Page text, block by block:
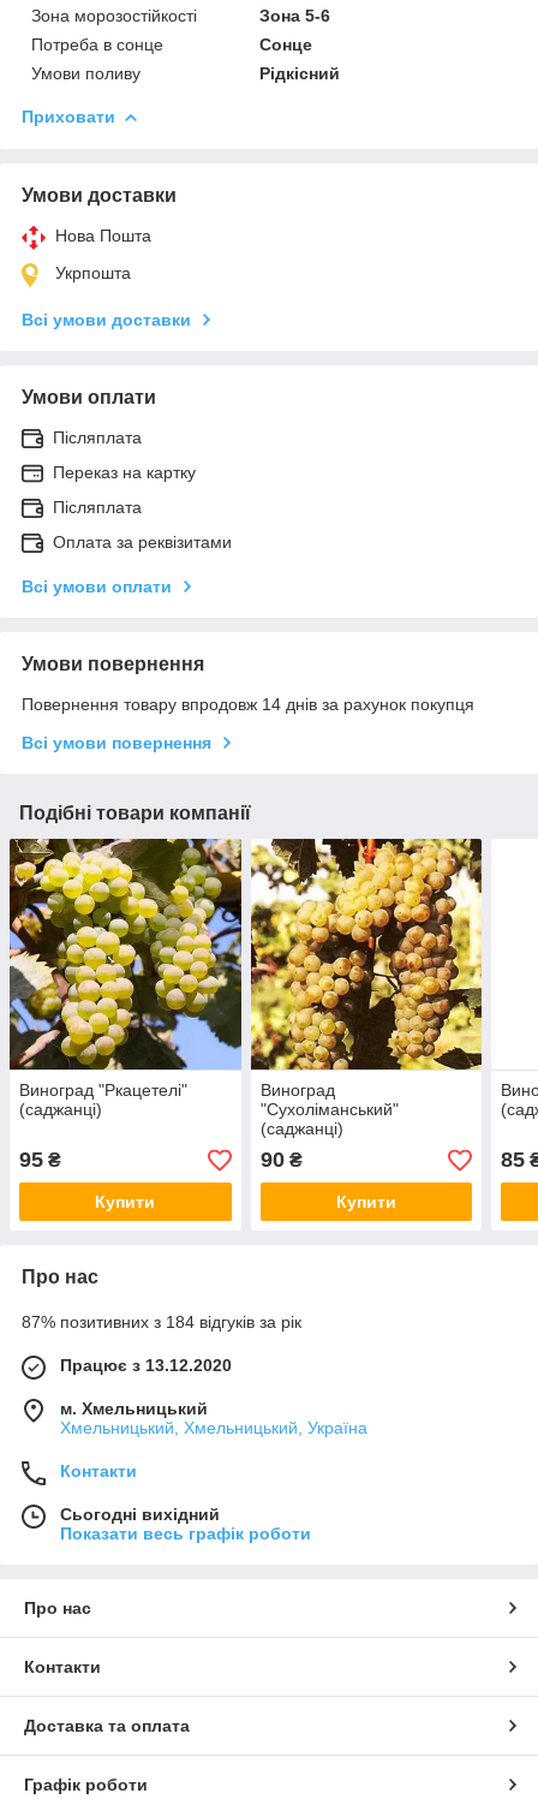
Зона морозостійкості
Зона 5-6
Потреба в сонце
Сонце
Умови поливу
Рідкісний
Приховати
Умови доставки
Нова Пошта
Укрпошта
Всі умови доставки
Умови оплати
Післяплата
Переказ на картку
Післяплата
Оплата за реквізитами
Всі умови оплати
Умови повернення
Повернення товару впродовж 14 днів за рахунок покупця
Всі умови повернення
Подібні товари компанії
Виноград "Ркацетелі"
(саджанці)
95 ₴
Купити
Виноград
"Сухоліманський"
(саджанці)
90₴
Купити
85
Про нас
87% позитивних з 184 відгуків за рік
Працює з 13.12.2020
м. Хмельницький
Хмельницький, Хмельницький, Україна
Контакти
Сьогодні вихідний
Показати весь графік роботи
Про нас
Контакти
Доставка та оплата
Графік роботи